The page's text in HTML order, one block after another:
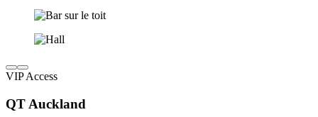
VIP Access
QT Auckland